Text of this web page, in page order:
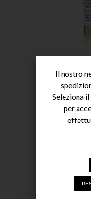
Il nostro
Seleziona
per